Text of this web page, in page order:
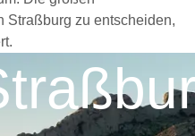
Straßburg zu entscheiden,